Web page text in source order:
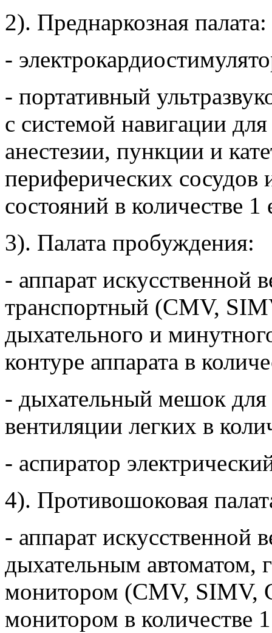
2). Преднаркозная палата:
-
- портативный
с системой навигации
анестезии, пункции и
периферических сосудов
состояний в количестве 1
3). Палата пробуждения:
- аппарат искусственной
транспортный (CMV,
дыхательного и
контуре аппарата в
- дыхательный мешок для
вентиляции легких в
- аспиратор
4). Противошоковая
- аппарат искусственной
дыхательным автоматом,
монитором (CMV, SIMV,
монитором в количестве